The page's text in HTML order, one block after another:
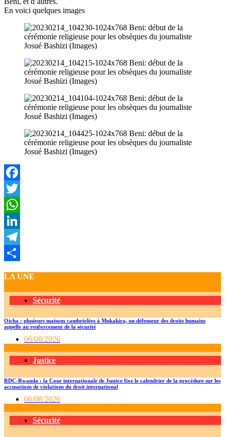
En voici quelques images
Facebook
Twitter
WhatsApp
LinkedIn
Telegram
LA UNE
Sécurité
Oicha : plusieurs maisons cambriolées à Mukakira, un défenseur des droits humains
appelle au renforcement de la sécurité
06/08/2026
Justice
RDC-Rwanda : la Cour internationale de Justice fixe le calendrier de la procédure sur les
accusations de violations du droit international
06/08/2026
Sécurité